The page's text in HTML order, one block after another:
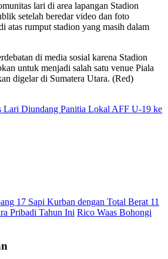
lari di area lapangan Stadion
setelah beredar video dan foto
atas rumput stadion yang masih dalam
di media sosial karena Stadion
untuk menjadi salah satu venue Piala
digelar di Sumatera Utara. (Red)
Lari Diundang Panitia Lokal AFF U-19 ke
17 Sapi Kurban dengan Total Berat 11
Pribadi Tahun Ini Rico Waas Bohongi